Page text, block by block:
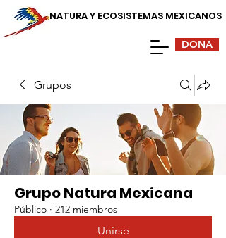
NATURA Y ECOSISTEMAS MEXICANOS
DONA
Grupos
Grupo Natura Mexicana
Público · 212 miembros
Unirse